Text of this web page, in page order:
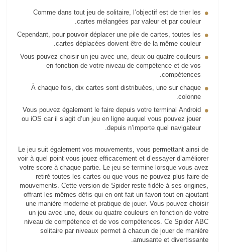
Comme dans tout jeu de solitaire, l’objectif est de trier les
cartes mélangées par valeur et par couleur.
Cependant, pour pouvoir déplacer une pile de cartes, toutes les
cartes déplacées doivent être de la même couleur.
Vous pouvez choisir un jeu avec une, deux ou quatre couleurs
en fonction de votre niveau de compétence et de vos
compétences.
À chaque fois, dix cartes sont distribuées, une sur chaque
colonne.
Vous pouvez également le faire depuis votre terminal Android
ou iOS car il s’agit d’un jeu en ligne auquel vous pouvez jouer
depuis n’importe quel navigateur.
Le jeu suit également vos mouvements, vous permettant ainsi de
voir à quel point vous jouez efficacement et d’essayer d’améliorer
votre score à chaque partie. Le jeu se termine lorsque vous avez
retiré toutes les cartes ou que vous ne pouvez plus faire de
mouvements. Cette version de Spider reste fidèle à ses origines,
offrant les mêmes défis qui en ont fait un favori tout en ajoutant
une manière moderne et pratique de jouer. Vous pouvez choisir
un jeu avec une, deux ou quatre couleurs en fonction de votre
niveau de compétence et de vos compétences. Ce Spider ABC
solitaire par niveaux permet à chacun de jouer de manière
amusante et divertissante.